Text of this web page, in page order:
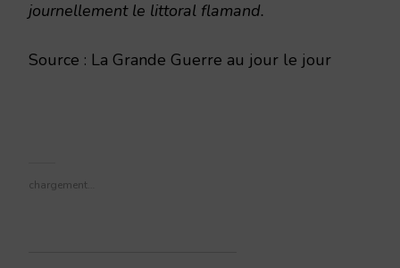
journellement le littoral flamand.
Source : La Grande Guerre au jour le jour
chargement…